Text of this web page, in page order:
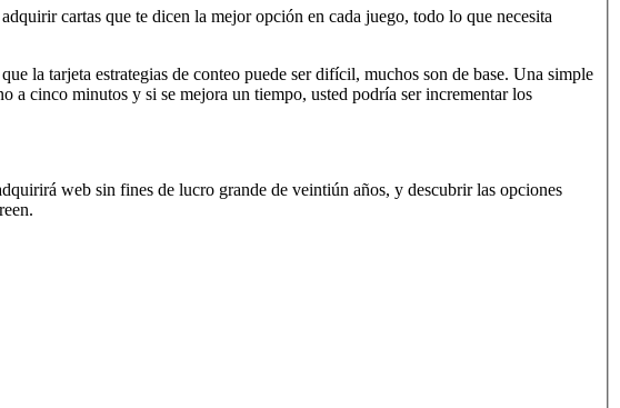
cartas que te dicen la mejor opción en cada juego, todo lo que necesita
la tarjeta estrategias de conteo puede ser difícil, muchos son de base. Una simple
a cinco minutos y si se mejora un tiempo, usted podría ser incrementar los
web sin fines de lucro grande de veintiún años, y descubrir las opciones